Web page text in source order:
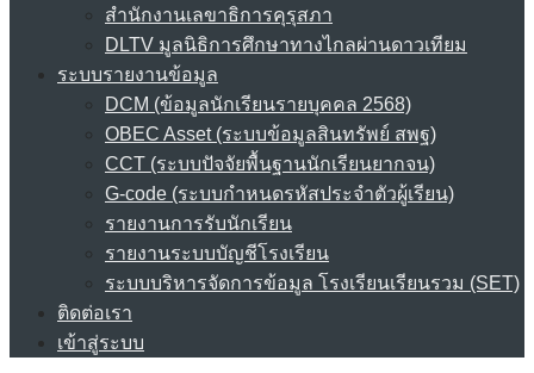
สำนักงานเลขาธิการคุรุสภา
DLTV มูลนิธิการศึกษาทางไกลผ่านดาวเทียม
ระบบรายงานข้อมูล
DCM (ข้อมูลนักเรียนรายบุคคล 2568)
OBEC Asset (ระบบข้อมูลสินทรัพย์ สพฐ)
CCT (ระบบปัจจัยพื้นฐานนักเรียนยากจน)
G-code (ระบบกำหนดรหัสประจำตัวผู้เรียน)
รายงานการรับนักเรียน
รายงานระบบบัญชีโรงเรียน
ระบบบริหารจัดการข้อมูล โรงเรียนเรียนรวม (SET)
ติดต่อเรา
เข้าสู่ระบบ